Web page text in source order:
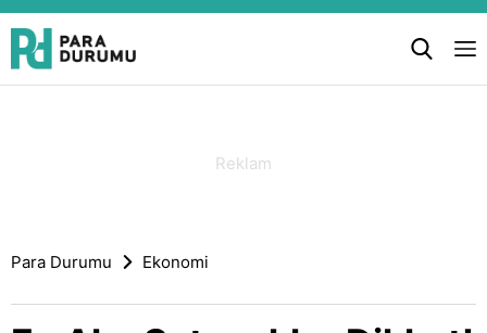
Para Durumu Ekonomi